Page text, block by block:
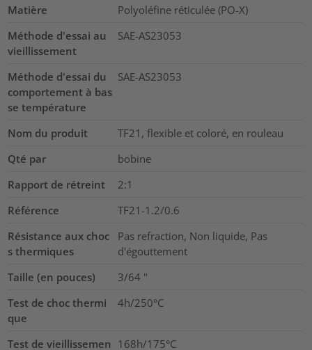
Matière
Polyoléfine réticulée (PO-X)
Méthode d'essai au
vieillissement
SAE-AS23053
Méthode d'essai du
comportement à bas
se température
SAE-AS23053
Nom du produit
TF21, flexible et coloré, en rouleau
Qté par
bobine
Rapport de rétreint
2:1
Référence
TF21-1.2/0.6
Résistance aux choc
s thermiques
Pas refraction, Non liquide, Pas
d'égouttement
Taille (en pouces)
3/64 "
Test de choc thermi
que
4h/250°C
Test de vieillissemen 168h/175°C